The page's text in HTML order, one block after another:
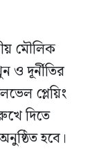
মৌলিক
দূর্নীতির
প্লেয়িং
দিতে
হবে।